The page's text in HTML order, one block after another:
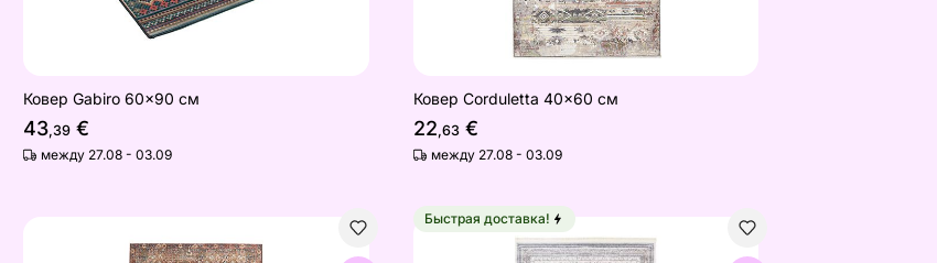
Ковер Gabiro 60x90 см
43,39 €
между 27.08 - 03.09
Ковер Corduletta 40x60 см
22,63€
между 27.08 - 03.09
см ржавчина
Ковер Tom Tailor Funky Outdoor Orient, 160x235 см цвет ржавчины
Ковер Palma Pastel Blue 80x150 cm
Быстрая доставка!